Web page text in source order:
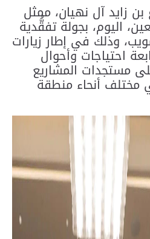
زايد آل نهيان، ممثل
اليوم، بجولة تفقُّدية
وذلك في إطار زيارات
احتياجات وأحوال
مستجدات المشاريع
مختلف أنحاء منطقة